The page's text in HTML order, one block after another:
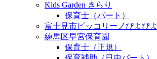
Kids Garden きらり
保育士（パート）
富士見市ピッコリーノぴよぴよ
練馬区早宮保育園
保育士（正規）